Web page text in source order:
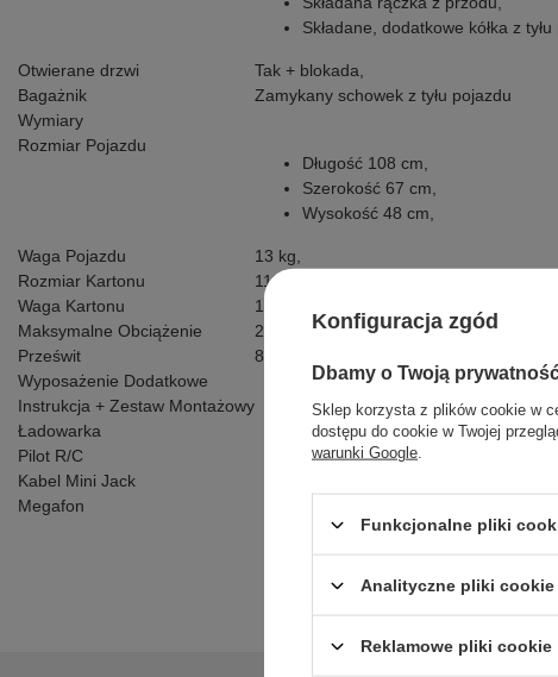
Składane, dodatkowe kółka z
Otwierane drzwi
Tak + blokada,
Bagażnik
Zamykany schowek z tyłu pojazdu
Wymiary
Rozmiar Pojazdu
Długość 108 cm,
Szerokość 67 cm,
Wysokość 48 cm,
Waga Pojazdu
13 kg,
Rozmiar Kartonu
111 x 56 x 31 cm,
Waga Kartonu
15,5 kg,
Maksymalne Obciążenie
25 kg,
Prześwit
8,5 cm,
Wyposażenie Dodatkowe
Instrukcja + Zestaw Montażowy
Ładowarka
Pilot R/C
Kabel Mini Jack
Megafon
Konfiguracja zgód
Dbamy o Twoją
Sklep korzysta z plików cookie w
dostępu do cookie w Twojej
warunki Google
Funkcjonalne pliki
Analityczne pliki cookie
Reklamowe pliki cookie